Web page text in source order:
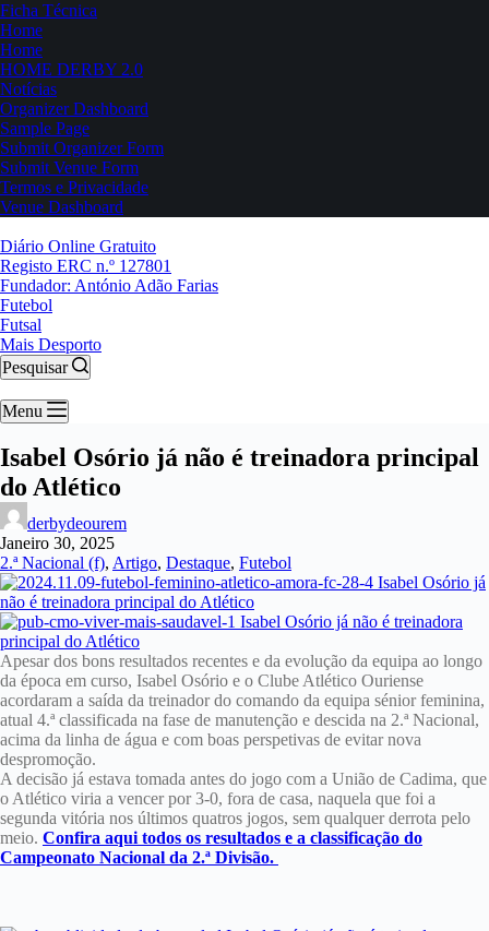
Ficha Técnica
Home
Home
HOME DERBY 2.0
Notícias
Organizer Dashboard
Sample Page
Submit Organizer Form
Submit Venue Form
Termos e Privacidade
Venue Dashboard
Diário Online Gratuito
Registo ERC n.º 127801
Fundador: António Adão Farias
Futebol
Futsal
Mais Desporto
Pesquisar
Menu
Isabel Osório já não é treinadora principal
do Atlético
derbydeourem
Janeiro 30, 2025
2.ª Nacional (f), Artigo, Destaque, Futebol
Apesar dos bons resultados recentes e da evolução da equipa ao longo
da época em curso, Isabel Osório e o Clube Atlético Ouriense
acordaram a saída da treinador do comando da equipa sénior feminina,
atual 4.ª classificada na fase de manutenção e descida na 2.ª Nacional,
acima da linha de água e com boas perspetivas de evitar nova
despromoção.
A decisão já estava tomada antes do jogo com a União de Cadima, que
o Atlético viria a vencer por 3-0, fora de casa, naquela que foi a
segunda vitória nos últimos quatros jogos, sem qualquer derrota pelo
meio. Confira aqui todos os resultados e a classificação do
Campeonato Nacional da 2.ª Divisão.